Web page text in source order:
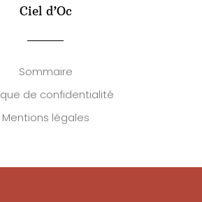
Ciel d’Oc
Sommaire
de confidentialité
Mentions légales